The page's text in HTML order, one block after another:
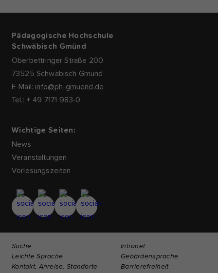
Pädagogische Hochschule
Schwäbisch Gmünd
Oberbettringer Straße 200
73525 Schwäbisch Gmünd
E-Mail: info@ph-gmuend.de
Tel.: + 49 7171 983-0
Wichtige Seiten:
News
Veranstaltungen
Vorlesungszeiten
Suche
Intranet
Leichte Sprache
Gebärdensprache
Kontakt, Anreise, Standorte
Barrierefreiheit